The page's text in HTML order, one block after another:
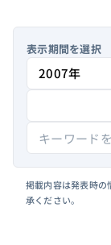
よく検索され
#ビジネスパ
表示期間を選択
掲載内容は発表時の
承ください。